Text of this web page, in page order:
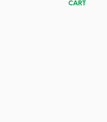
CART